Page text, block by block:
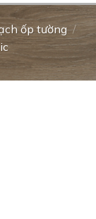
ốp tường /